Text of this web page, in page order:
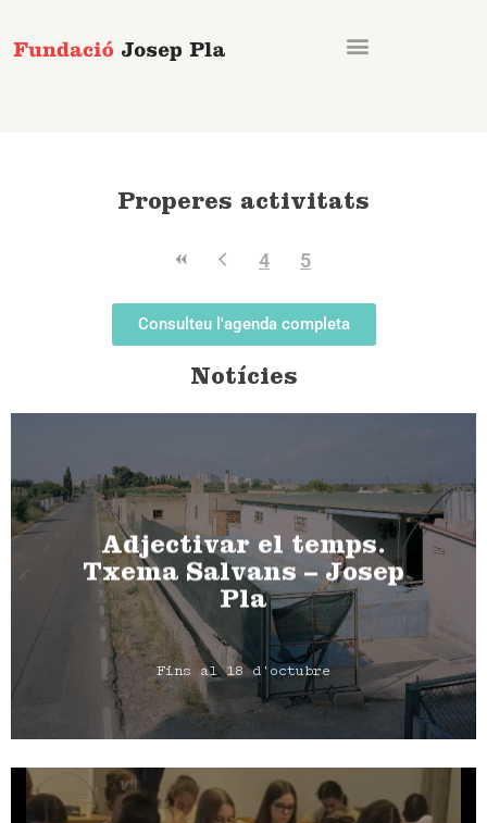
al
Properes activitats
4 5
Consulteu l'agenda completa
Notícies
Adjectivar el temps.
Txema Salvans – Josep
Pla
Fins al 18 d'octubre